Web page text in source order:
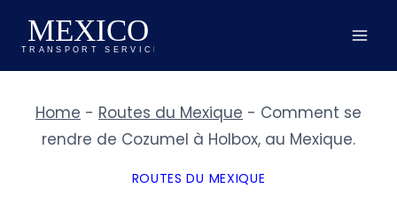
Aller
au
contenu
Home - Routes du Mexique - Comment se
rendre de Cozumel à Holbox, au Mexique.
ROUTES DU MEXIQUE